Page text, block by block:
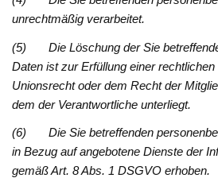
unrechtmäßig verarbeitet.
(5) Die Löschung der Sie
Daten ist zur Erfüllung einer
Unionsrecht oder dem Recht der
dem der Verantwortliche unterliegt.
(6) Die Sie betreffenden
in Bezug auf angebotene Dienste der
gemäß Art. 8 Abs. 1 DSGVO erhoben.